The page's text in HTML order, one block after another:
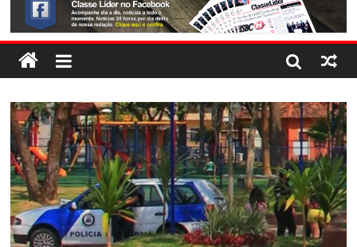
LORENA, PINDAMONHANGABA E QUELUZ NA RETA FINAL
PELA FÁBRICA DA COCA-COLA!